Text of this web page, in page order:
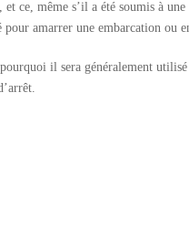
même s’il a été soumis à
amarrer une embarcation ou
il sera généralement